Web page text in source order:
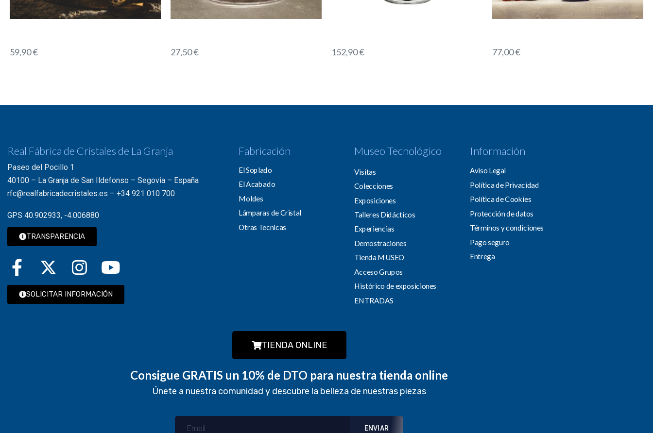
59,90€ 27,50€ 152,90€ 77,00€
Real Fábrica de Cristales de La Granja
Paseo del Pocillo 1
40100 – La Granja de San Ildefonso – Segovia – España
rfc@realfabricadecristales.es – +34 921 010 700
GPS 40.902933, -4.006880
TRANSPARENCIA
SOLICITAR INFORMACIÓN
Fabricación
El Soplado
El Acabado
Moldes
Lámparas de Cristal
Otras Tecnicas
Museo Tecnológico
Visitas
Colecciones
Exposiciones
Talleres Didácticos
Experiencias
Demostraciones
Tienda MUSEO
Acceso Grupos
Histórico de exposiciones
ENTRADAS
Información
Aviso Legal
Política de Privacidad
Política de Cookies
Protección de datos
Términos y condiciones
Pago seguro
Entrega
TIENDA ONLINE
Consigue GRATIS un 10% de DTO para nuestra tienda online
Únete a nuestra comunidad y descubre la belleza de nuestras piezas